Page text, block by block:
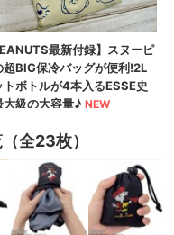
全23枚）